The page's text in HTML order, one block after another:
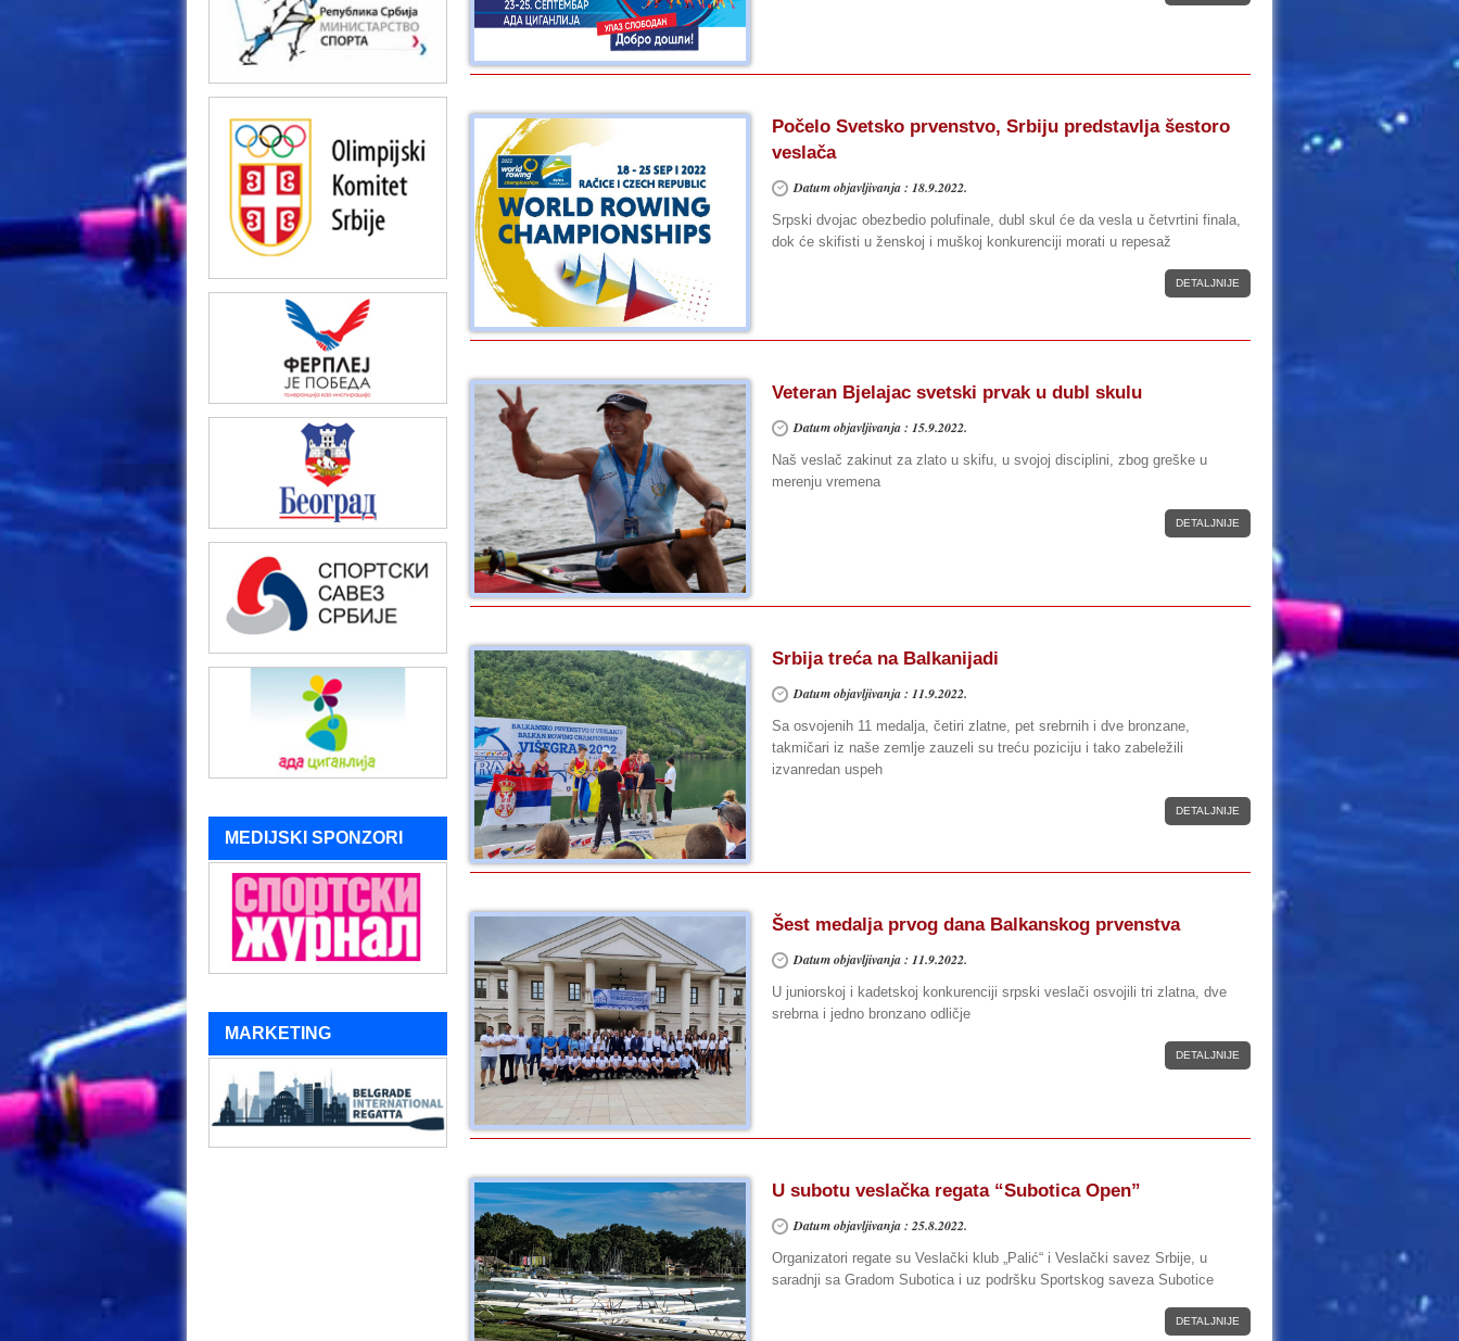
Počelo Svetsko prvenstvo, Srbiju predstavlja šestoro
veslača
Datum objavljivanja : 18.9.2022.
Srpski dvojac obezbedio polufinale, dubl skul će da vesla u četvrtini finala,
dok će skifisti u ženskoj i muškoj konkurenciji morati u repesaž
DETALJNIJE
Veteran Bjelajac svetski prvak u dubl skulu
Datum objavljivanja : 15.9.2022.
Naš veslač zakinut za zlato u skifu, u svojoj disciplini, zbog greške u
merenju vremena
DETALJNIJE
Srbija treća na Balkanijadi
Datum objavljivanja : 11.9.2022.
Sa osvojenih 11 medalja, četiri zlatne, pet srebrnih i dve bronzane,
takmičari iz naše zemlje zauzeli su treću poziciju i tako zabeležili
izvanredan uspeh
DETALJNIJE
Šest medalja prvog dana Balkanskog prvenstva
Datum objavljivanja : 11.9.2022.
U juniorskoj i kadetskoj konkurenciji srpski veslači osvojili tri zlatna, dve
srebrna i jedno bronzano odličje
DETALJNIJE
U subotu veslačka regata “Subotica Open”
Datum objavljivanja : 25.8.2022.
Organizatori regate su Veslački klub „Palić“ i Veslački savez Srbije, u
saradnji sa Gradom Subotica i uz podršku Sportskog saveza Subotice
DETALJNIJE
MEDIJSKI SPONZORI
MARKETING